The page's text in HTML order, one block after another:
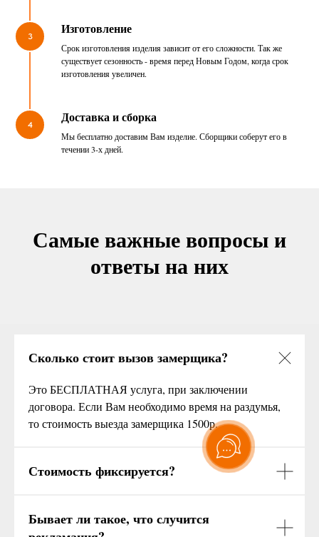
3 Изготовление
Срок изготовления изделия зависит от его сложности. Так же
существует сезонность - время перед Новым Годом, когда срок
изготовления увеличен.
4 Доставка и сборка
Мы бесплатно доставим Вам изделие. Сборщики соберут его в
течении 3-х дней.
Самые важные вопросы и
ответы на них
Сколько стоит вызов замерщика?
Это БЕСПЛАТНАЯ услуга, при заключении
договора. Если Вам необходимо время на раздумья,
то стоимость выезда замерщика 1500р.
Стоимость фиксируется?
Бывает ли такое, что случится